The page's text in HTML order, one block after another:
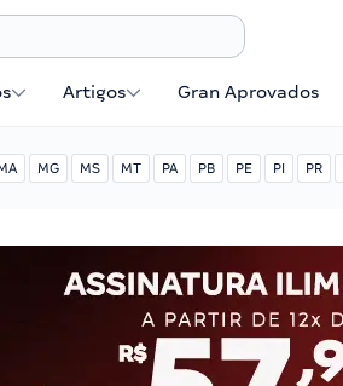
Artigos Gran Aprovados
MG MS MT PA PB PE PI PR